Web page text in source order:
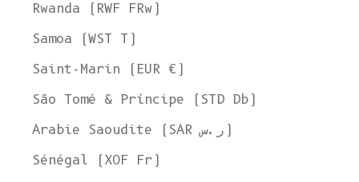
Rwanda (RWF FRw)
Samoa (WST T)
Saint-Marin (EUR €)
São Tomé & Príncipe (STD Db)
Arabie Saoudite (SAR ر.س)
Sénégal (XOF Fr)